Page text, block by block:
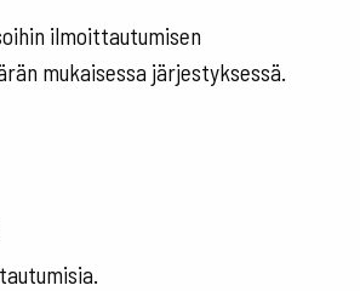
ilmoittautumisen
mukaisessa järjestyksessä.